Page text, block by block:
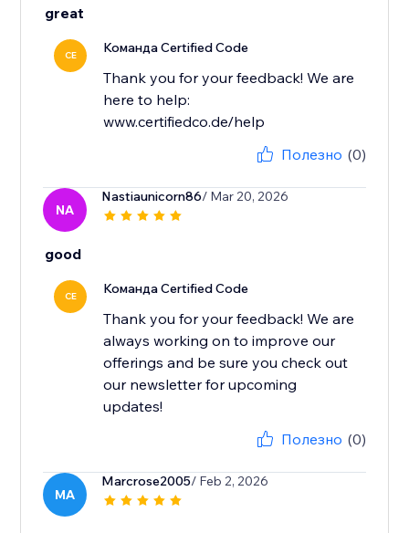
great
CE Команда Certified Code
Thank you for your feedback! We are
here to help:
www.certifiedco.de/help
Полезно (0)
NA
Nastiaunicorn86/ Mar 20, 2026
good
CE Команда Certified Code
Thank you for your feedback! We are
always working on to improve our
offerings and be sure you check out
our newsletter for upcoming
updates!
Полезно (0)
MA
Marcrose2005/ Feb 2, 2026